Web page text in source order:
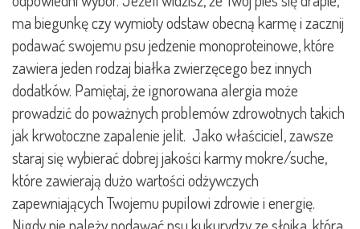
ma biegunkę czy wymioty odstaw obecną karmę i zacznij
podawać swojemu psu jedzenie monoproteinowe, które
zawiera jeden rodzaj białka zwierzęcego bez innych
dodatków. Pamiętaj, że ignorowana alergia może
prowadzić do poważnych problemów zdrowotnych takich
jak krwotoczne zapalenie jelit. Jako właściciel, zawsze
staraj się wybierać dobrej jakości karmy mokre/suche,
które zawierają dużo wartości odżywczych
zapewniających Twojemu pupilowi zdrowie i energię.
Nigdy nie należy podawać psu kukurydzy ze słoika, która